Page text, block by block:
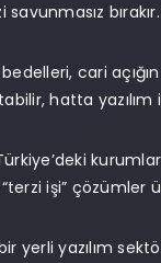
savunmasız
cari
hatta
işi” çözümler
yerli yazılım